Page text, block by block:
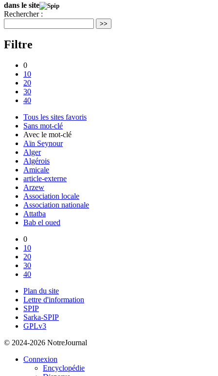
dans le site
Rechercher :
>>
Filtre
0
10
20
30
40
Tous les sites favoris
Sans mot-clé
Avec le mot-clé
Aïn Seynour
Alger
Algérois
Amicale
article-externe
Arzew
Association locale
Association nationale
Attatba
Bab el oued
0
10
20
30
40
Plan du site
Lettre d'information
SPIP
Sarka-SPIP
GPLv3
© 2024-2026 NotreJournal
Connexion
Encyclopédie